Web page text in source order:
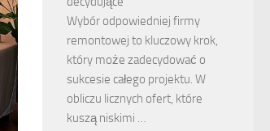
Wybór odpowiedniej firmy
remontowej to kluczowy krok,
który może zadecydować o
sukcesie całego projektu. W
obliczu licznych ofert, które
kuszą niskimi …